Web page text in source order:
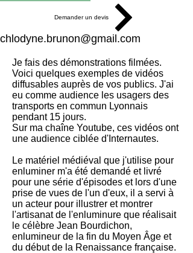
Demander un devis
chlodyne.brunon@gmail.com
Je fais des démonstrations filmées.
Voici quelques exemples de vidéos
diffusables auprès de vos publics. J'ai
eu comme audience les usagers des
transports en commun Lyonnais
pendant 15 jours.
Sur ma chaîne Youtube, ces vidéos ont
une audience ciblée d'Internautes.
Le matériel médiéval que j'utilise pour
enluminer m'a été demandé et livré
pour une série d'épisodes et lors d'une
prise de vues de l'un d'eux, il a servi à
un acteur pour illustrer et montrer
l'artisanat de l'enluminure que réalisait
le célèbre Jean Bourdichon,
enlumineur de la fin du Moyen Âge et
du début de la Renaissance française.